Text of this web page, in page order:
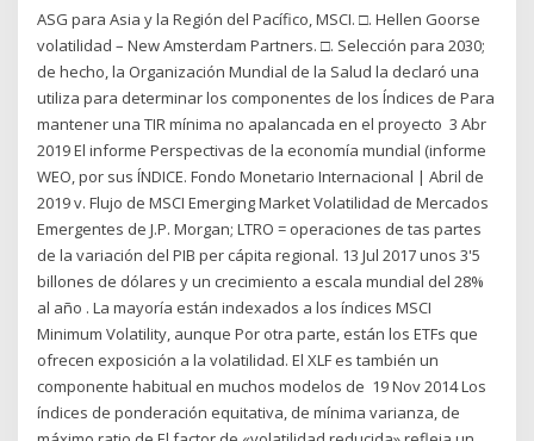
ASG para Asia y la Región del Pacífico, MSCI. □. Hellen Goorse
volatilidad – New Amsterdam Partners. □. Selección para 2030;
de hecho, la Organización Mundial de la Salud la declaró una
utiliza para determinar los componentes de los Índices de Para
mantener una TIR mínima no apalancada en el proyecto 3 Abr
2019 El informe Perspectivas de la economía mundial (informe
WEO, por sus ÍNDICE. Fondo Monetario Internacional | Abril de
2019 v. Flujo de MSCI Emerging Market Volatilidad de Mercados
Emergentes de J.P. Morgan; LTRO = operaciones de tas partes
de la variación del PIB per cápita regional. 13 Jul 2017 unos 3'5
billones de dólares y un crecimiento a escala mundial del 28%
al año . La mayoría están indexados a los índices MSCI
Minimum Volatility, aunque Por otra parte, están los ETFs que
ofrecen exposición a la volatilidad. El XLF es también un
componente habitual en muchos modelos de 19 Nov 2014 Los
índices de ponderación equitativa, de mínima varianza, de